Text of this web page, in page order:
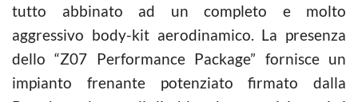
tutto abbinato ad un completo e molto
aggressivo body-kit aerodinamico. La presenza
dello “Z07 Performance Package” fornisce un
impianto frenante potenziato firmato dalla